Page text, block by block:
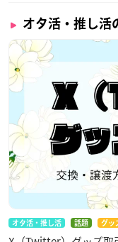
オタ活・推し活
オタ活・推し活 話題 グッ